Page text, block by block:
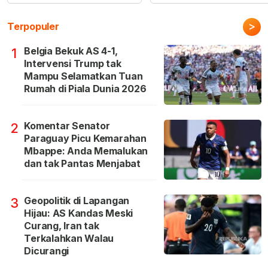
Terpopuler >
1
Belgia Bekuk AS 4-1,
Intervensi Trump tak
Mampu Selamatkan Tuan
Rumah di Piala Dunia 2026
2 Komentar Senator
Paraguay Picu Kemarahan
Mbappe: Anda Memalukan
dan tak Pantas Menjabat
3 Geopolitik di Lapangan
Hijau: AS Kandas Meski
Curang, Iran tak
Terkalahkan Walau
Dicurangi